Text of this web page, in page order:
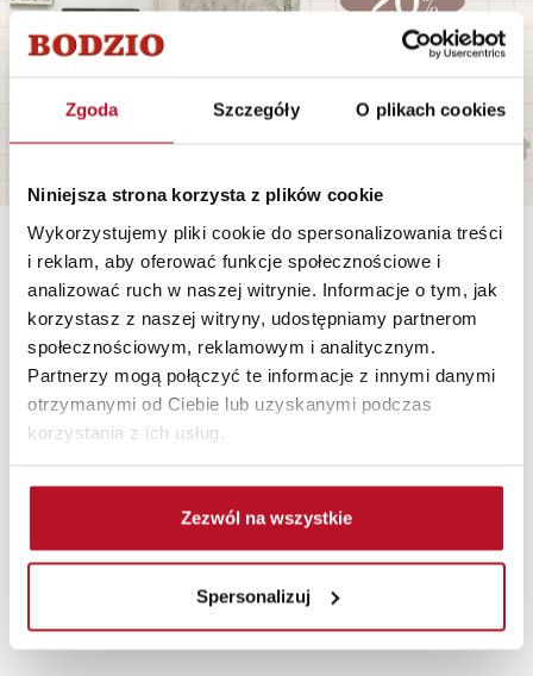
Zgoda Szczegóły O plikach cookies
Niniejsza strona korzysta z plików cookie
Wykorzystujemy pliki cookie do spersonalizowania treści
i reklam, aby oferować funkcje społecznościowe i
analizować ruch w naszej witrynie. Informacje o tym, jak
korzystasz z naszej witryny, udostępniamy partnerom
społecznościowym, reklamowym i analitycznym.
Partnerzy mogą połączyć te informacje z innymi danymi
otrzymanymi od Ciebie lub uzyskanymi podczas
korzystania z ich usług.
Zezwól na wszystkie
Spersonalizuj
Polecane Nowości Sale